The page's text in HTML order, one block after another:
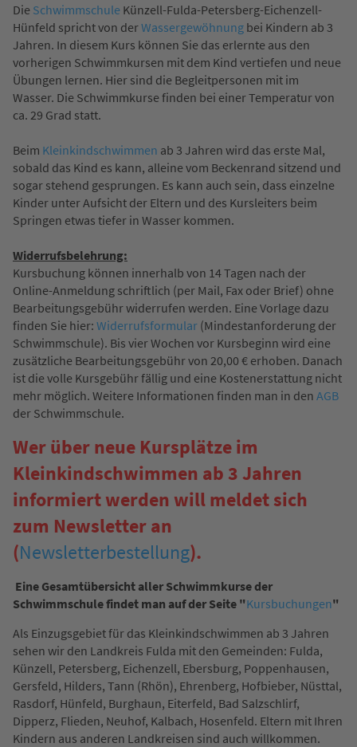
Die Schwimmschule Künzell-Fulda-Petersberg-Eichenzell-
Hünfeld spricht von derWassergewöhnung bei Kindern ab 3
Jahren. In diesem Kurs können Sie das erlernte aus den
vorherigen Schwimmkursen mit dem Kind vertiefen und neue
Übungen lernen. Hier sind die Begleitpersonen mit im
Wasser. Die Schwimmkurse finden bei einer Temperatur von
ca. 29 Grad statt.
Beim Kleinkindschwimmen ab 3 Jahren wird das erste Mal,
sobald das Kind es kann, alleine vom Beckenrand sitzend und
sogar stehend gesprungen. Es kann auch sein, dass einzelne
Kinder unter Aufsicht der Eltern und des Kursleiters beim
Springen etwas tiefer in Wasser kommen.
Widerrufsbelehrung:
Kursbuchung können innerhalb von 14 Tagen nach der
Online-Anmeldung schriftlich (per Mail, Fax oder Brief) ohne
Bearbeitungsgebühr widerrufen werden. Eine Vorlage dazu
finden Sie hier: Widerrufsformular (Mindestanforderung der
Schwimmschule). Bis vier Wochen vor Kursbeginn wird eine
zusätzliche Bearbeitungsgebühr von 20,00 € erhoben. Danach
ist die volle Kursgebühr fällig und eine Kostenerstattung nicht
mehr möglich. Weitere Informationen finden man in den AGB
der Schwimmschule.
Wer über neue Kursplätze im
Kleinkindschwimmen ab 3 Jahren
informiert werden will meldet sich
zum Newsletter an
(Newsletterbestellung).
Eine Gesamtübersicht aller Schwimmkurse der
Schwimmschule findet man auf der Seite "Kursbuchungen"
Als Einzugsgebiet für das Kleinkindschwimmen ab 3 Jahren
sehen wir den Landkreis Fulda mit den Gemeinden: Fulda,
Künzell, Petersberg, Eichenzell, Ebersburg, Poppenhausen,
Gersfeld, Hilders, Tann (Rhön), Ehrenberg, Hofbieber, Nüsttal,
Rasdorf, Hünfeld, Burghaun, Eiterfeld, Bad Salzschlirf,
Dipperz, Flieden, Neuhof, Kalbach, Hosenfeld. Eltern mit Ihren
Kindern aus anderen Landkreisen sind auch willkommen.